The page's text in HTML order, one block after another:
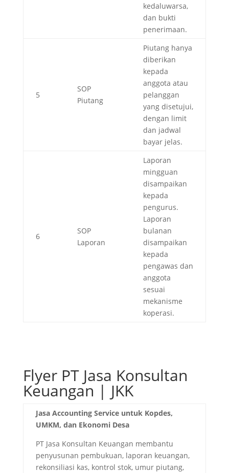
kedaluwarsa,
dan bukti
penerimaan.
5
SOP
Piutang
Piutang hanya
diberikan
kepada
anggota atau
pelanggan
yang disetujui,
dengan limit
dan jadwal
bayar jelas.
6
SOP
Laporan
Laporan
mingguan
disampaikan
kepada
pengurus.
Laporan
bulanan
disampaikan
kepada
pengawas dan
anggota
sesuai
mekanisme
koperasi.
Flyer PT Jasa Konsultan
Keuangan | JKK
Jasa Accounting Service untuk Kopdes,
UMKM, dan Ekonomi Desa
PT Jasa Konsultan Keuangan membantu
penyusunan pembukuan, laporan keuangan,
rekonsiliasi kas, kontrol stok, umur piutang,